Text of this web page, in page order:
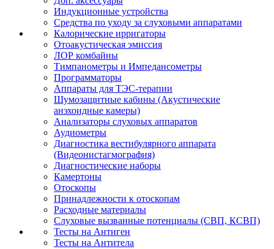
Индукционные устройства
Средства по уходу за слуховыми аппаратами
Калорические ирригаторы
Отоакустическая эмиссия
ЛОР комбайны
Тимпанометры и Импедансометры
Программаторы
Аппараты для ТЭС-терапии
Шумозащитные кабины (Акустические
анэхоидные камеры)
Анализаторы слуховых аппаратов
Аудиометры
Диагностика вестибулярного аппарата
(Видеонистагмография)
Диагностические наборы
Камертоны
Отоскопы
Принадлежности к отоскопам
Расходные материалы
Слуховые вызванные потенциалы (СВП, КСВП)
Тесты на Антиген
Тесты на Антитела